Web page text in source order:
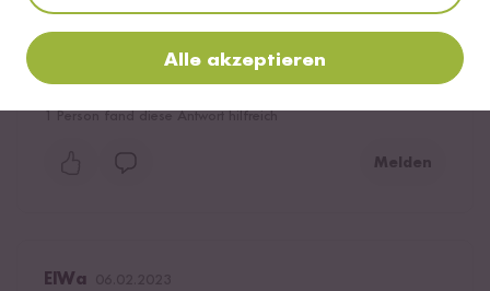
G.J. 25.02.2023
Schmeckt gut
Melden
ElWa
Alle akzeptieren